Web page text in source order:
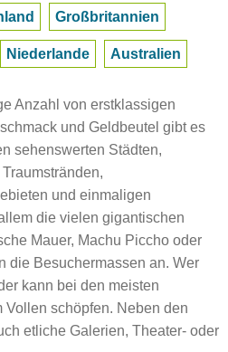
Großbritannien
Niederlande Australien
Anzahl von erstklassigen
und Geldbeutel gibt es
sehenswerten Städten,
und einmaligen
die vielen gigantischen
Mauer, Machu Piccho oder
die Besuchermassen an. Wer
kann bei den meisten
schöpfen. Neben den
etliche Galerien, Theater- oder